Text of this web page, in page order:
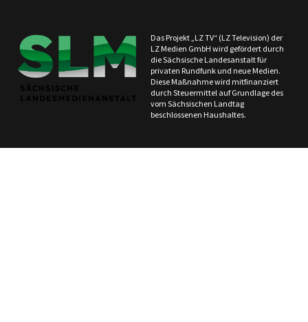
Das Projekt „LZ TV“ (LZ Television) der
LZ Medien GmbH wird gefördert durch
die Sächsische Landesanstalt für
privaten Rundfunk und neue Medien.
Diese Maßnahme wird mitfinanziert
durch Steuermittel auf Grundlage des
vom Sächsischen Landtag
beschlossenen Haushaltes.